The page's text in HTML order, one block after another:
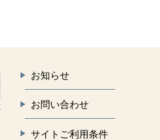
お知らせ
お問い合わせ
サイトご利用条件